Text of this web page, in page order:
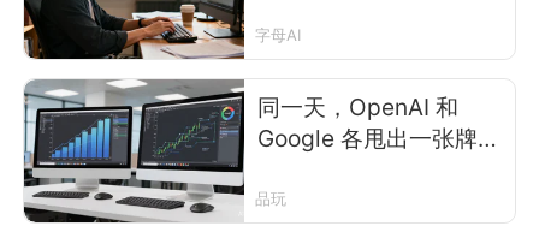
字母AI
同一天，OpenAI 和
Google 各甩出一张牌：
模型吗？
品玩